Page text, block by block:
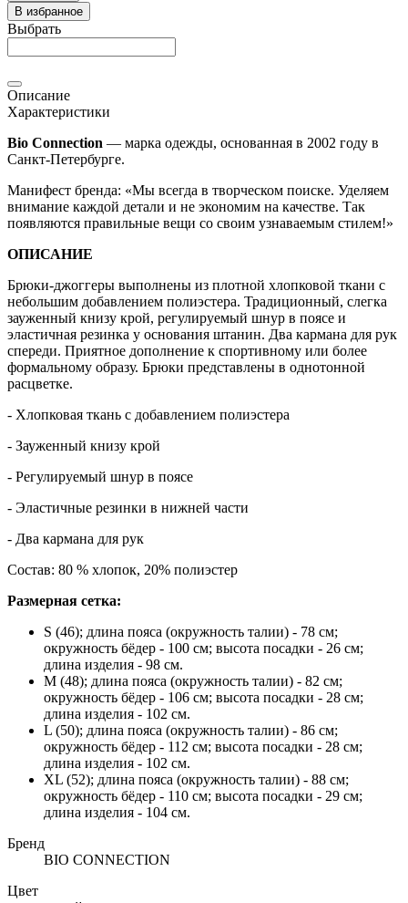
В избранное
Выбрать
Описание
Характеристики
Bio Connection — марка одежды, основанная в 2002 году в
Санкт-Петербурге.
Манифест бренда: «Мы всегда в творческом поиске. Уделяем
внимание каждой детали и не экономим на качестве. Так
появляются правильные вещи со своим узнаваемым стилем!»
ОПИСАНИЕ
Брюки-джоггеры выполнены из плотной хлопковой ткани с
небольшим добавлением полиэстера. Традиционный, слегка
зауженный книзу крой, регулируемый шнур в поясе и
эластичная резинка у основания штанин. Два кармана для рук
спереди. Приятное дополнение к спортивному или более
формальному образу. Брюки представлены в однотонной
расцветке.
- Хлопковая ткань с добавлением полиэстера
- Зауженный книзу крой
- Регулируемый шнур в поясе
- Эластичные резинки в нижней части
- Два кармана для рук
Состав: 80 % хлопок, 20% полиэстер
Размерная сетка:
S (46); длина пояса (окружность талии) - 78 см;
окружность бёдер - 100 см; высота посадки - 26 см;
длина изделия - 98 см.
M (48); длина пояса (окружность талии) - 82 см;
окружность бёдер - 106 см; высота посадки - 28 см;
длина изделия - 102 см.
L (50); длина пояса (окружность талии) - 86 см;
окружность бёдер - 112 см; высота посадки - 28 см;
длина изделия - 102 см.
XL (52); длина пояса (окружность талии) - 88 см;
окружность бёдер - 110 см; высота посадки - 29 см;
длина изделия - 104 см.
Бренд
BIO CONNECTION
Цвет